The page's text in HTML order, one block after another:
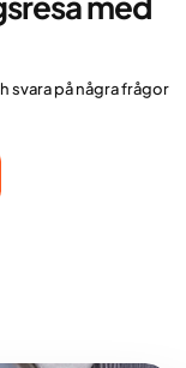
svara på några frågor